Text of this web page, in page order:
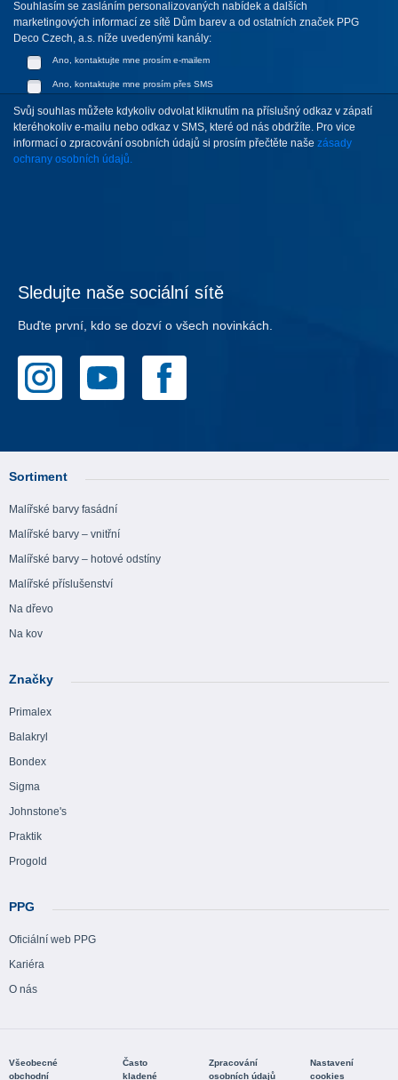
Souhlasím se zasláním personalizovaných nabídek a dalších
marketingových informací ze sítě Dům barev a od ostatních značek PPG
Deco Czech, a.s. níže uvedenými kanály:
Ano, kontaktujte mne prosím e-mailem
Ano, kontaktujte mne prosím přes SMS
Svůj souhlas můžete kdykoliv odvolat kliknutím na příslušný odkaz v zápatí
kteréhokoliv e-mailu nebo odkaz v SMS, které od nás obdržíte. Pro vice
informací o zpracování osobních údajů si prosím přečtěte naše zásady
ochrany osobních údajů.
Sledujte naše sociální sítě
Buďte první, kdo se dozví o všech novinkách.
Sortiment
Malířské barvy fasádní
Malířské barvy – vnitřní
Malířské barvy – hotové odstíny
Malířské příslušenství
Na dřevo
Na kov
Značky
Primalex
Balakryl
Bondex
Sigma
Johnstone's
Praktik
Progold
PPG
Oficiální web PPG
Kariéra
O nás
Všeobecné
obchodní
Často
kladené
Zpracování
osobních údajů
Nastavení
cookies